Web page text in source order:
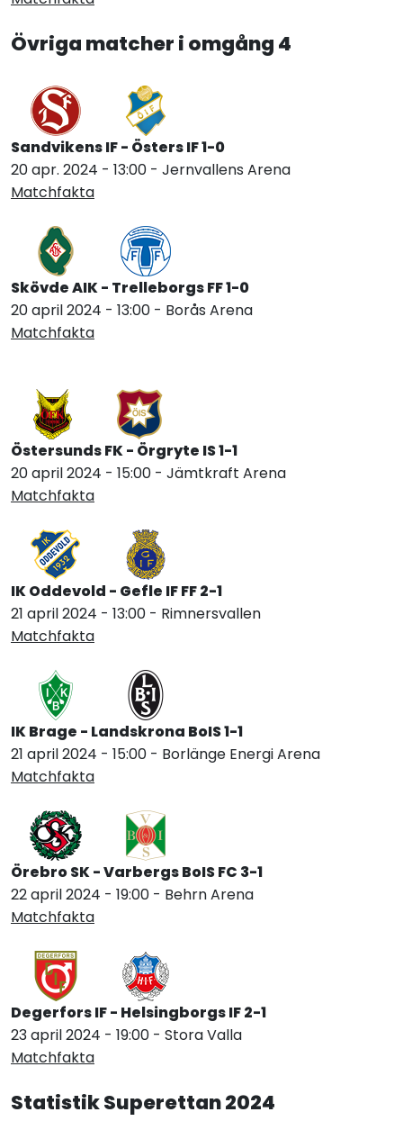
Övriga matcher i omgång 4
Sandvikens IF - Östers IF 1-0
20 apr. 2024 - 13:00 - Jernvallens Arena
Matchfakta
Skövde AIK - Trelleborgs FF 1-0
20 april 2024 - 13:00 - Borås Arena
Matchfakta
Östersunds FK - Örgryte IS 1-1
20 april 2024 - 15:00 - Jämtkraft Arena
Matchfakta
IK Oddevold - Gefle IF FF 2-1
21 april 2024 - 13:00 - Rimnersvallen
Matchfakta
IK Brage - Landskrona BoIS 1-1
21 april 2024 - 15:00 - Borlänge Energi Arena
Matchfakta
Örebro SK - Varbergs BoIS FC 3-1
22 april 2024 - 19:00 - Behrn Arena
Matchfakta
Degerfors IF - Helsingborgs IF 2-1
23 april 2024 - 19:00 - Stora Valla
Matchfakta
Statistik Superettan 2024